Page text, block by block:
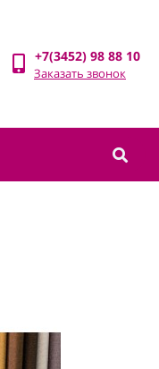
+7(3452) 98 88 10
Заказать звонок